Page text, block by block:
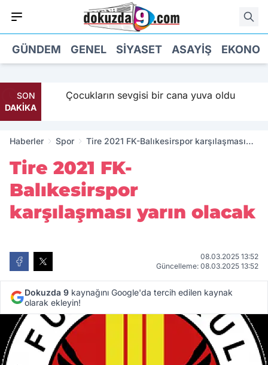
GÜNDEM GENEL SIYASET ASAYIŞ
SON
DAKİKA
Çocukların sevgisi bir cana yuva oldu
Haberler Spor
Tire 2021 FK-Balıkesirspor karşılaşması
Tire 2021 FK-
Balıkesirspor
karşılaşması yarın olacak
08.03.2025 13:52
Güncelleme: 08.03.2025 13:52
Dokuzda 9 kaynağını Google'da tercih edilen kaynak
olarak ekleyin!